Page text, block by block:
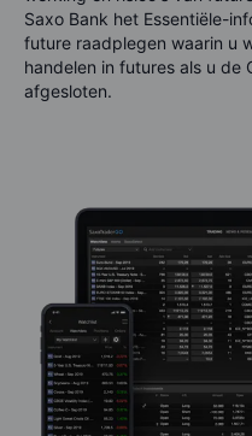
Saxo Bank het Essentiële-
future raadplegen waarin u
handelen in futures als u de
afgesloten.